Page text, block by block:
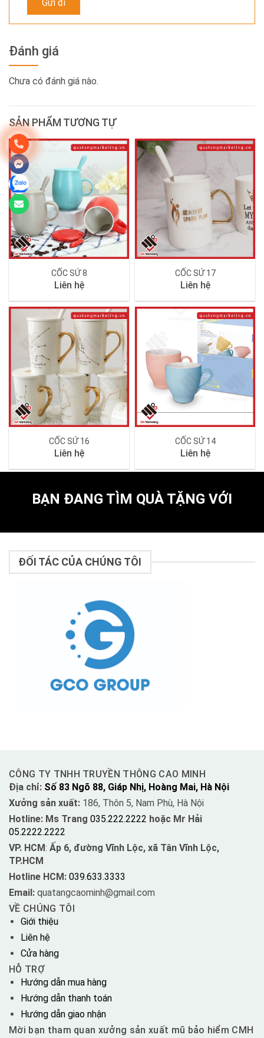
Đánh giá
Chưa có đánh giá nào.
SẢN PHẨM TƯƠNG TỰ
CỐC SỨ 8
Liên hệ
CỐC SỨ 17
Liên hệ
CỐC SỨ 16
Liên hệ
CỐC SỨ 14
Liên hệ
BẠN ĐANG TÌM QUÀ TẶNG VỚI
ĐỐI TÁC CỦA CHÚNG TÔI
CÔNG TY TNHH TRUYỀN THÔNG CAO MINH
Địa chỉ: Số 83 Ngõ 88, Giáp Nhị, Hoàng Mai, Hà Nội
Xưởng sản xuất: 186, Thôn 5, Nam Phù, Hà Nội
Hotline: Ms Trang 035.222.2222 hoặc Mr Hải
05.2222.2222
VP. HCM: Ấp 6, đường Vĩnh Lộc, xã Tân Vĩnh Lộc,
TP.HCM
Hotline HCM: 039.633.3333
Email: quatangcaominh@gmail.com
VỀ CHÚNG TÔI
Giới thiệu
Liên hệ
Cửa hàng
HỖ TRỢ
Hướng dẫn mua hàng
Hướng dẫn thanh toán
Hướng dẫn giao nhận
Mời bạn tham quan xưởng sản xuất mũ bảo hiểm CMH